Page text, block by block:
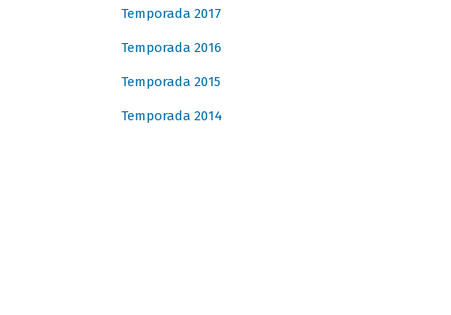
Temporada 2017
Temporada 2016
Temporada 2015
Temporada 2014